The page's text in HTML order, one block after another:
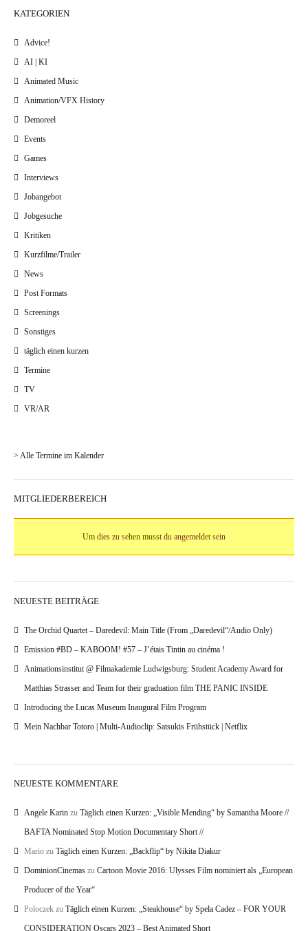
KATEGORIEN
Advice!
AI | KI
Animated Music
Animation/VFX History
Demoreel
Events
Games
Interviews
Jobangebot
Jobgesuche
Kritiken
Kurzfilme/Trailer
News
Post Formats
Screenings
Sonstiges
täglich einen kurzen
Termine
TV
VR/AR
> Alle Termine im Kalender
MITGLIEDERBEREICH
Um dies zu sehen musst du angemeldet sein
NEUESTE BEITRÄGE
The Orchid Quartet – Daredevil: Main Title (From „Daredevil“/Audio Only)
Emission #BD – KABOOM! #57 – J’étais Tintin au cinéma !
Animationsinstitut @ Filmakademie Ludwigsburg: Student Academy Award for
Matthias Strasser and Team for their graduation film THE PANIC INSIDE
Introducing the Lucas Museum Inaugural Film Program
Mein Nachbar Totoro | Multi-Audioclip: Satsukis Frühstück | Netflix
NEUESTE KOMMENTARE
Angele Karin zu Täglich einen Kurzen: „Visible Mending“ by Samantha Moore //
BAFTA Nominated Stop Motion Documentary Short //
Mario zu Täglich einen Kurzen: „Backflip“ by Nikita Diakur
DominionCinemas zu Cartoon Movie 2016: Ulysses Film nominiert als „European
Producer of the Year“
Poloczek zu Täglich einen Kurzen: „Steakhouse“ by Spela Cadez – FOR YOUR
CONSIDERATION Oscars 2023 – Best Animated Short